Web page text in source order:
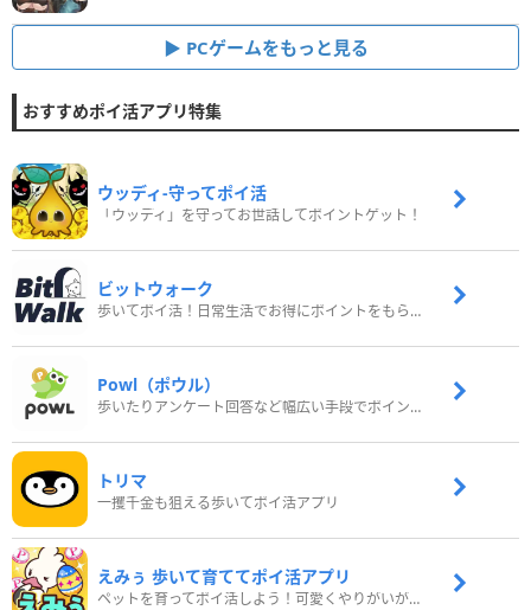
PCゲームをもっと見る
おすすめポイ活アプリ特集
ウッディ‐守ってポイ活
「ウッディ」を守ってお世話してポイントゲット！
ビットウォーク
歩いてポイ活！日常生活でお得にポイントをもらおう
Powl（ポウル）
歩いたりアンケート回答など幅広い手段でポイントをゲット
トリマ
一攫千金も狙える歩いてポイ活アプリ
えみぅ 歩いて育ててポイ活アプリ
ペットを育ってポイ活しよう！可愛くやりがいがある新感覚アプリ